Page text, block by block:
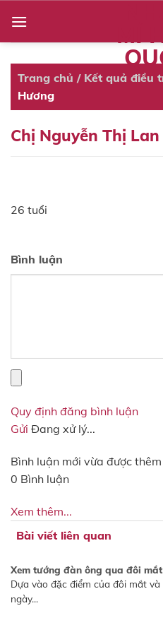
content
MÍ
Trang chủ / Kết quả điều
Hương
Chị Nguyễn Thị
26 tuổi
Bình luận
Quy định đăng bình luận
Gửi Đang xử lý...
Bình luận mới vừa được
0 Bình luận
Xem thêm...
Bài viết liên quan
Xem tướng đàn ông qua đôi
Dựa vào đặc điểm của đôi mắt
ngày...